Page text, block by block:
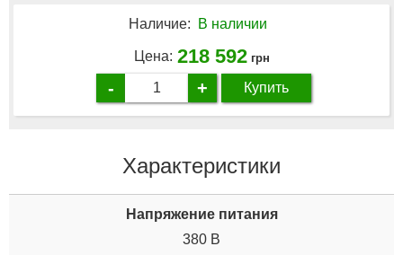
Наличие: В наличии
Цена: 218 592 грн
- + Купить
Характеристики
Напряжение питания
380 В